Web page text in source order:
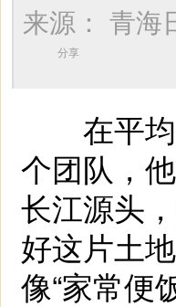
来源：青海
分享
在平均
个团队，
长江源头
好这片土
像“家常便